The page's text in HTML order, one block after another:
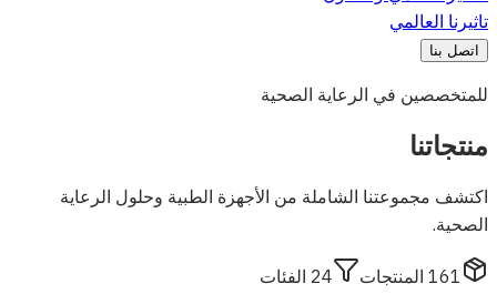
تاثيرنا العالمي
اتصل بنا
للمتخصصين في الرعاية الصحية
منتجاتنا
اكتشف مجموعتنا الشاملة من الأجهزة الطبية وحلول الرعاية
الصحية.
161 المنتجات 24 الفئات